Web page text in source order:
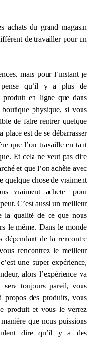
achats du grand magasin
de travailler pour un
mais pour l’instant je
qu’il y a plus de
produit en ligne que dans
physique, si vous
de faire rentrer quelque
est de se débarrasser
que l’on travaille en tant
Et cela ne veut pas dire
et que l’on achète avec
quelque chose de vraiment
vraiment acheter pour
C’est aussi un meilleur
la qualité de ce que nous
le même. Dans le monde
dépendant de la rencontre
rencontrez le meilleur
une super expérience,
alors l’expérience va
toujours pareil, vous
propos des produits, vous
produit et vous le verrez
que nous puissions
dire qu’il y a des